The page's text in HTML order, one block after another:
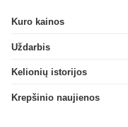
Kuro kainos
Uždarbis
Kelionių istorijos
Krepšinio naujienos